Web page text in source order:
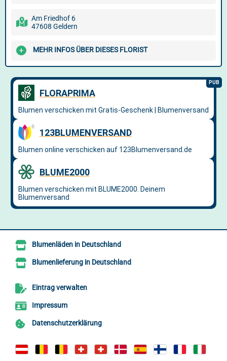
Am Friedhof 6
47608 Geldern
MEHR INFOS ÜBER DIESES FLORIST
Blumenläden in Deutschland
Blumenlieferung in Deutschland
Eintrag verwalten
Impressum
Datenschutzerklärung